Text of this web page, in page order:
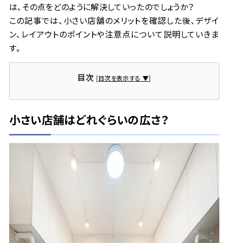
資料ダウンロード
大昌工芸株式会社
TEL：082-291-6211 FAX：082-291-6216
は、その点をどのように解決していったのでしょうか？
この記事では、小さい店舗のメリットを確認した後、デザイ
ン、レイアウトのポイントや注意点について説明していきま
す。
目次 [目次を表示する ▼]
小さい店舗はどれぐらいの広さ？